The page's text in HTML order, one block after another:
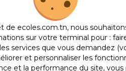
de ecoles.com.tn, nous
sur votre terminal pour :
services que vous demandez
et personnaliser les
et la performance du site,